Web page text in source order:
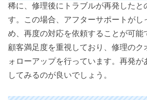
稀に、修理後にトラブルが再発したと
す。この場合、アフターサポートがし
め、再度の対応を依頼することが可能
顧客満足度を重視しており、修理のク
ォローアップを行っています。再発が
してみるのが良いでしょう。